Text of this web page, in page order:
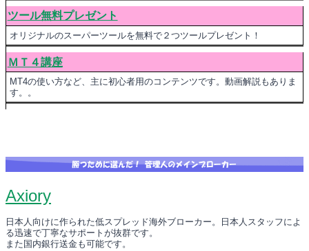
ツール無料プレゼント
オリジナルのスーパーツールを無料で２つツールプレゼント！
ＭＴ４講座
MT4の使い方など、主に初心者用のコンテンツです。動画解説もありま
す。。
Axiory
日本人向けに作られた低スプレッド海外ブローカー。日本人スタッフによ
る迅速で丁寧なサポートが抜群です。
また国内銀行送金も可能です。